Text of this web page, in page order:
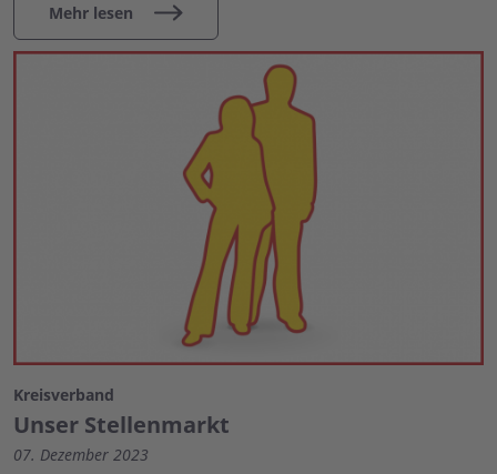
Mehr lesen
Kreisverband
Unser Stellenmarkt
07. Dezember 2023